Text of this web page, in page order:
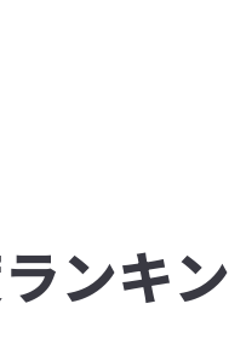
ンキン